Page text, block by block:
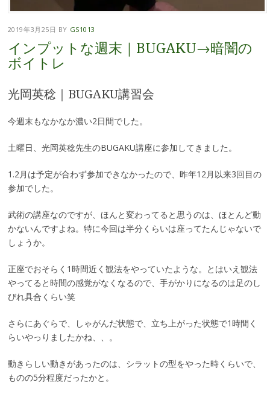
2019年3月25日 BY GS1013
インプットな週末｜BUGAKU→暗闇の
ボイトレ
光岡英稔｜BUGAKU講習会
今週末もなかなか濃い2日間でした。
土曜日、光岡英稔先生のBUGAKU講座に参加してきました。
1.2月は予定が合わず参加できなかったので、昨年12月以来3回目の
参加でした。
武術の講座なのですが、ほんと変わってると思うのは、ほとんど動
かないんですよね。特に今回は半分くらいは座ってたんじゃないで
しょうか。
正座でおそらく1時間近く観法をやっていたような。とはいえ観法
やってると時間の感覚がなくなるので、手がかりになるのは足のし
びれ具合くらい笑
さらにあぐらで、しゃがんだ状態で、立ち上がった状態で1時間く
らいやっりましたかね、、。
動きらしい動きがあったのは、シラットの型をやった時くらいで、
ものの5分程度だったかと。